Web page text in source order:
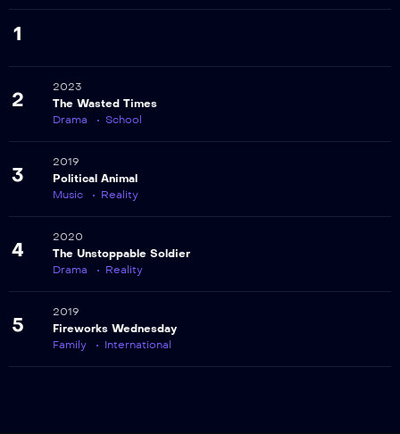
1
2
2023
The Wasted Times
Drama
School
3
2019
Political Animal
Music
Reality
4
2020
The Unstoppable Soldier
Drama
Reality
5
2019
Fireworks Wednesday
Family
International